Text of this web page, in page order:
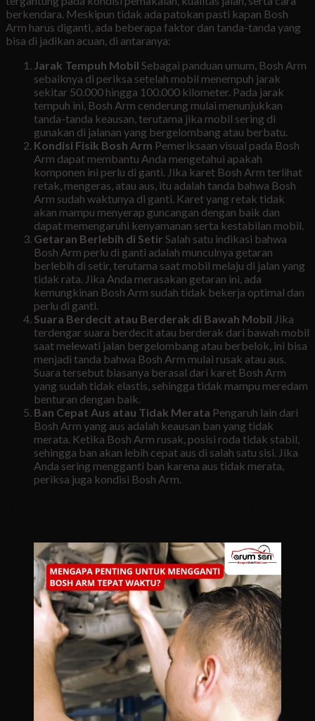
berkendara. Meskipun tidak ada patokan pasti kapan Bosh
Arm harus diganti, ada beberapa faktor dan tanda-tanda yang
bisa di jadikan acuan, di antaranya:
Jarak Tempuh Mobil Sebagai panduan umum, Bosh Arm
sebaiknya di periksa setelah mobil menempuh jarak
sekitar 50.000 hingga 100.000 kilometer. Pada jarak
tempuh ini, Bosh Arm cenderung mulai menunjukkan
tanda-tanda keausan, terutama jika mobil sering di
gunakan di jalanan yang bergelombang atau berbatu.
Kondisi Fisik Bosh Arm Pemeriksaan visual pada Bosh
Arm dapat membantu Anda mengetahui apakah
komponen ini perlu di ganti. Jika karet Bosh Arm terlihat
retak, mengeras, atau aus, itu adalah tanda bahwa Bosh
Arm sudah waktunya di ganti. Karet yang retak tidak
akan mampu menyerap guncangan dengan baik dan
dapat memengaruhi kenyamanan serta kestabilan mobil.
Getaran Berlebih di Setir Salah satu indikasi bahwa
Bosh Arm perlu di ganti adalah munculnya getaran
berlebih di setir, terutama saat mobil melaju di jalan yang
tidak rata. Jika Anda merasakan getaran ini, ada
kemungkinan Bosh Arm sudah tidak bekerja optimal dan
perlu di ganti.
Suara Berdecit atau Berderak di Bawah Mobil Jika
terdengar suara berdecit atau berderak dari bawah mobil
saat melewati jalan bergelombang atau berbelok, ini bisa
menjadi tanda bahwa Bosh Arm mulai rusak atau aus.
Suara tersebut biasanya berasal dari karet Bosh Arm
yang sudah tidak elastis, sehingga tidak mampu meredam
benturan dengan baik.
Ban Cepat Aus atau Tidak Merata Pengaruh lain dari
Bosh Arm yang aus adalah keausan ban yang tidak
merata. Ketika Bosh Arm rusak, posisi roda tidak stabil,
sehingga ban akan lebih cepat aus di salah satu sisi. Jika
Anda sering mengganti ban karena aus tidak merata,
periksa juga kondisi Bosh Arm.